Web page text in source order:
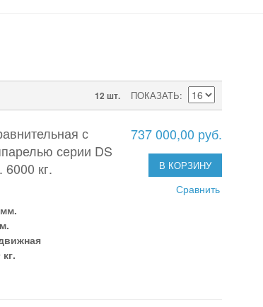
12 шт. ПОКАЗАТЬ
с
серии DS
кг.
737 000,00 руб.
В КОРЗИНУ
Сравнить